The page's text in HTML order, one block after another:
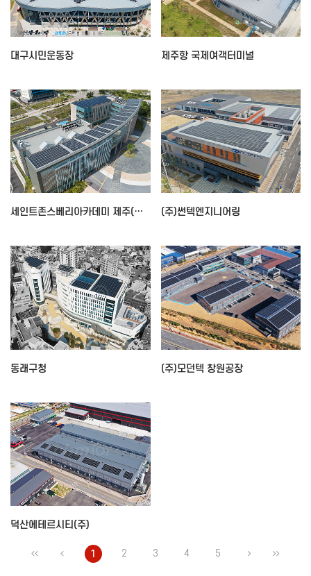
대구시민운동장 제주항 국제여객터미널
세인트존스베리아카데미 제주(행정동) (주)썬텍엔지니어링
동래구청 (주)모던텍 창원공장
덕산에테르시티(주)
1 2 3 4 5